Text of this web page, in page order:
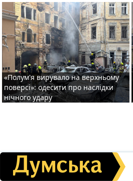
«Полум'я вирувало на верхньому
поверсі»: одесити про наслідки
нічного удару